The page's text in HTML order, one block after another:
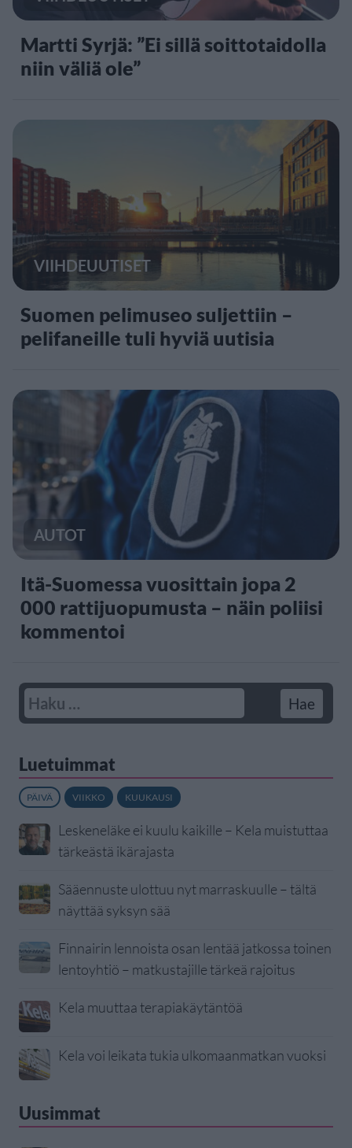
Martti Syrjä: ”Ei sillä soittotaidolla
niin väliä ole”
VIIHDEUUTISET
Suomen pelimuseo suljettiin –
pelifaneille tuli hyviä uutisia
AUTOT
Itä-Suomessa vuosittain jopa 2
000 rattijuopumusta – näin poliisi
kommentoi
Luetuimmat
PÄIVÄ VIIKKO KUUKAUSI
Leskeneläke ei kuulu kaikille – Kela muistuttaa
tärkeästä ikärajasta
Sääennuste ulottuu nyt marraskuulle – tältä
näyttää syksyn sää
Finnairin lennoista osan lentää jatkossa toinen
lentoyhtiö – matkustajille tärkeä rajoitus
Kela muuttaa terapiakäytäntöä
Kela voi leikata tukia ulkomaanmatkan vuoksi
Uusimmat